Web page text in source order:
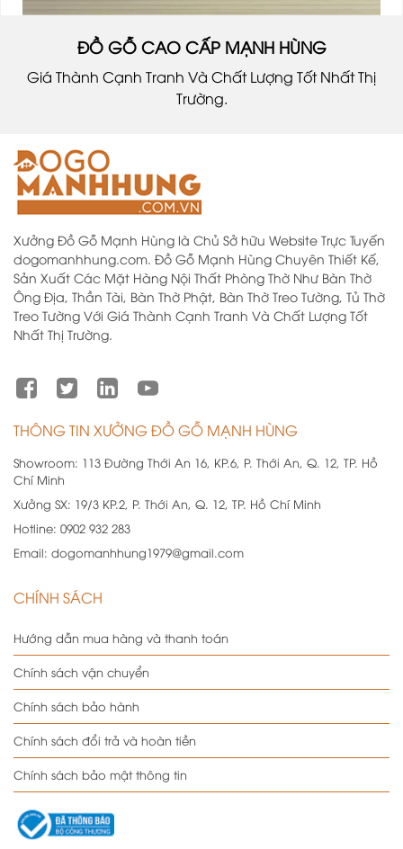
ĐỒ GỖ CAO CẤP MẠNH HÙNG
Giá Thành Cạnh Tranh Và Chất Lượng Tốt Nhất Thị
Trường.
Xưởng Đồ Gỗ Mạnh Hùng là Chủ Sở hữu Website Trực Tuyến
dogomanhhung.com. Đồ Gỗ Mạnh Hùng Chuyên Thiết Kế,
Sản Xuất Các Mặt Hàng Nội Thất Phòng Thờ Như Bàn Thờ
Ông Địa, Thần Tài, Bàn Thờ Phật, Bàn Thờ Treo Tường, Tủ Thờ
Treo Tường Với Giá Thành Cạnh Tranh Và Chất Lượng Tốt
Nhất Thị Trường.
THÔNG TIN XƯỞNG ĐỒ GỖ MẠNH HÙNG
Showroom: 113 Đường Thới An 16, KP.6, P. Thới An, Q. 12, TP. Hồ
Chí Minh
Xưởng SX: 19/3 KP.2, P. Thới An, Q. 12, TP. Hồ Chí Minh
Hotline: 0902 932 283
Email: dogomanhhung1979@gmail.com
CHÍNH SÁCH
Hướng dẫn mua hàng và thanh toán
Chính sách vận chuyển
Chính sách bảo hành
Chính sách đổi trả và hoàn tiền
Chính sách bảo mật thông tin